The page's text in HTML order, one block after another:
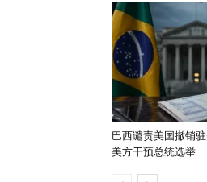
巴西谴责美国撤销
美方干预总统选举...